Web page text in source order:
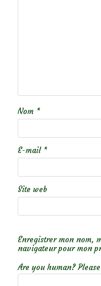
Nom *
E-mail *
Site web
Enregistrer mon nom,
navigateur pour mon
Are you human?